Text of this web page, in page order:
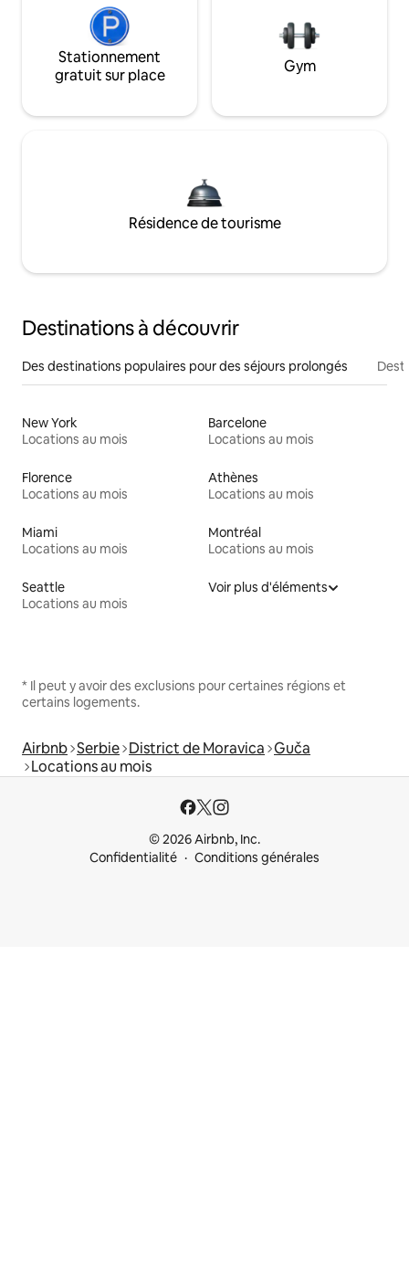
Stationnement
gratuit sur place
Gym
Résidence de tourisme
Destinations à découvrir
Des destinations populaires pour des séjours prolongés
New York
Locations au mois
Barcelone
Locations au mois
Florence
Locations au mois
Athènes
Locations au mois
Miami
Locations au mois
Montréal
Locations au mois
Seattle
Locations au mois
Voir plus d'éléments
* Il peut y avoir des exclusions pour certaines régions et
certains logements.
Airbnb Serbie District de Moravica Guča
Locations au mois
© 2026 Airbnb, Inc.
Confidentialité
Conditions générales